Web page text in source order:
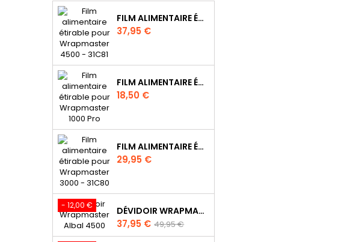
FILM ALIMENTAIRE ÉTIRABLE POUR WRAPMASTER 4500 - 31C62
Prix
37,95 €
FILM ALIMENTAIRE ÉTIRABLE POUR WRAPMASTER 1000 PRO - 31C78
Prix
18,50 €
FILM ALIMENTAIRE ÉTIRABLE POUR WRAPMASTER 3000 - 31C63
Prix
29,95 €
- 12,00 € DÉVIDOIR WRAPMASTER ALBAL 4500, IDÉAL RESTAURATION - 63M97
Prix
37,95 € Prix
de
49,95 €